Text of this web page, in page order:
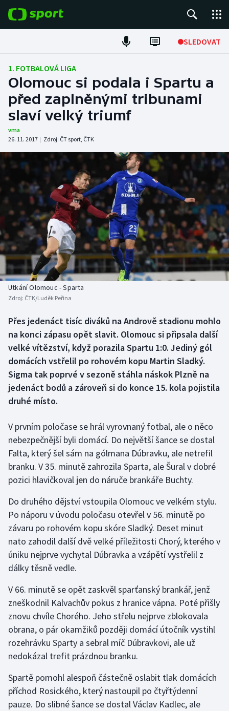
SLEDOVAT
Fotbal
Hokej
Tenis
Atletika
Cyklistika
DALŠÍ SPORTY
Americký fotbal
Baseball a softbal
Basketbal
Biatlon
Box
Curling
Dostihy
Golf
Gymnastika
Házená
Jezdectví
Judo
Lezení
Lyže a snowboard
Moderní pětiboj
Motorsport
Olympijské hry
NEPŘEHLÉDNĚTE
Soutěže
Historické návraty
Aplikace ČT sport
1. FOTBALOVÁ LIGA
Olomouc si podala i Spartu a
před zaplněnými tribunami
slaví velký triumf
vma
26. 11. 2017 | Zdroj: ČT sport, ČTK
Utkání Olomouc - Sparta
Zdroj: ČTK/Luděk Peřina
Přes jedenáct tisíc diváků na Andrově stadionu mohlo
na konci zápasu opět slavit. Olomouc si připsala další
velké vítězství, když porazila Spartu 1:0. Jediný gól
domácích vstřelil po rohovém kopu Martin Sladký.
Sigma tak poprvé v sezoně stáhla náskok Plzně na
jedenáct bodů a zároveň si do konce 15. kola pojistila
druhé místo.
V prvním poločase se hrál vyrovnaný fotbal, ale o něco
nebezpečnější byli domácí. Do největší šance se dostal
Falta, který šel sám na gólmana Dúbravku, ale netrefil
branku. V 35. minutě zahrozila Sparta, ale Šural v dobré
pozici hlavičkoval jen do náruče brankáře Buchty.
Do druhého dějství vstoupila Olomouc ve velkém stylu.
Po náporu v úvodu poločasu otevřel v 56. minutě po
závaru po rohovém kopu skóre Sladký. Deset minut
nato zahodil další dvě velké příležitosti Chorý, kterého v
úniku nejprve vychytal Dúbravka a vzápětí vystřelil z
dálky těsně vedle.
V 66. minutě se opět zaskvěl sparťanský brankář, jenž
zneškodnil Kalvachův pokus z hranice vápna. Poté přišly
znovu chvíle Chorého. Jeho střelu nejprve zblokovala
obrana, o pár okamžiků později domácí útočník vystihl
rozehrávku Sparty a sebral míč Dúbravkovi, ale už
nedokázal trefit prázdnou branku.
Spartě pomohl alespoň částečně oslabit tlak domácích
příchod Rosického, který nastoupil po čtyřtýdenní
pauze. Do slibné šance se dostal Václav Kadlec, ale